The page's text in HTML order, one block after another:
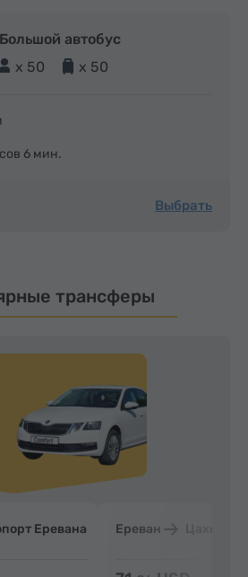
Большой автобус
x 50
x 50
6 мин.
Выбрать
трансферы
Еревана Ереван